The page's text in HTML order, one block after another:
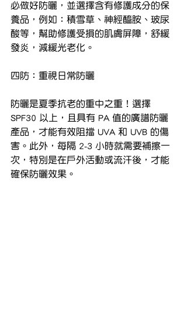
必做好防曬，並選擇含有修護成分的保
養品，例如：積雪草、神經醯胺、玻尿
酸等，幫助修護受損的肌膚屏障，舒緩
發炎，減緩光老化。
四防：重視日常防曬
防曬是夏季抗老的重中之重！選擇
SPF30 以上，且具有 PA 值的廣譜防曬
產品，才能有效阻擋 UVA 和 UVB 的傷
害。此外，每隔 2-3 小時就需要補擦一
次，特別是在戶外活動或流汗後，才能
確保防曬效果。